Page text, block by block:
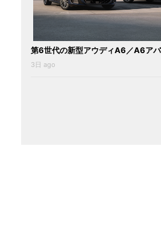
第6世代の新型アウディA6／A6ア
3日 ago